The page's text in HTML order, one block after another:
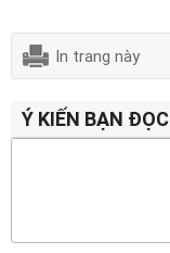
In trang này
Ý KIẾN BẠN ĐỌC